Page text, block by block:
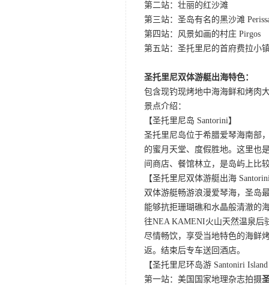
第二站：壮丽的红沙滩
第三站：圣岛有名的黑沙滩
第四站：风景如画的村庄 Pirgos
第五站：圣托里尼的首府费拉小
圣托里尼双体游艇出海特色：
包含现钓现烤地中海海鲜和烤肉
景点介绍：
【圣托里尼岛 Santorini】
圣托里尼岛位于希腊爱琴海南部
的蜜月天堂、度假胜地。这里也
间商店、餐馆林立，是岛屿上比
【圣托里尼双体游艇出海
双体游艇畅游浪漫爱琴海，圣岛
能够抗拒珊瑚礁和水晶般清澈的
往NEA KAMENI火山天然温泉后
尽情畅饮，享受当地特色的海鲜
返。结束后专车送回酒店。
【圣托里尼环岛游 Santoniri
第一站：美国国家地理杂志拍摄